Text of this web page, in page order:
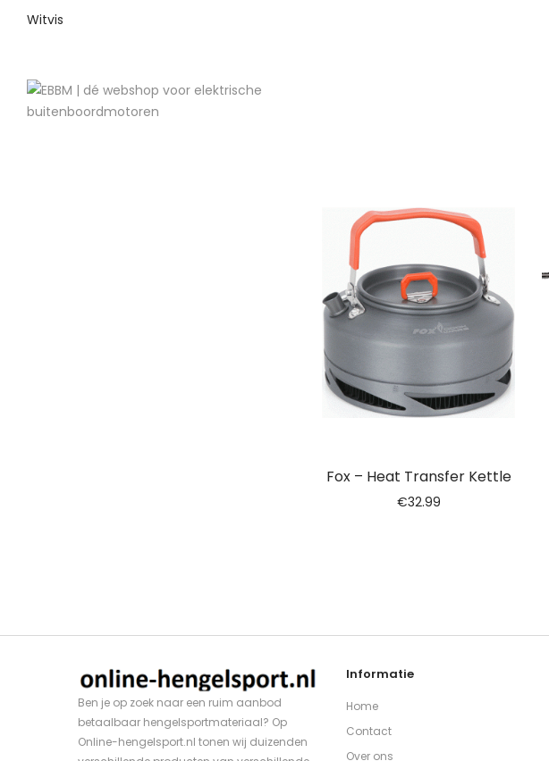
Fox – Heat Transfer Kettle
€32.99
Witvis
Ben je op zoek naar een ruim aanbod
betaalbaar hengelsportmateriaal? Op
Online-hengelsport.nl tonen wij duizenden
Informatie
Home
Contact
Over ons